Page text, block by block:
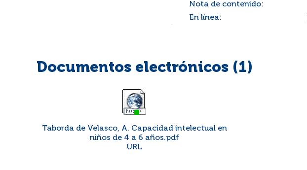
Nota de contenido:
En línea:
Documentos electrónicos (1)
Taborda de Velasco, A. Capacidad intelectual en
niños de 4 a 6 años.pdf
URL